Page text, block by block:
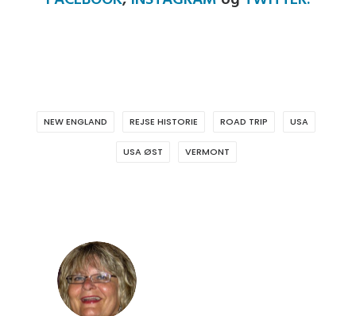
NEW ENGLAND REJSE HISTORIE ROAD TRIP USA
USA ØST VERMONT